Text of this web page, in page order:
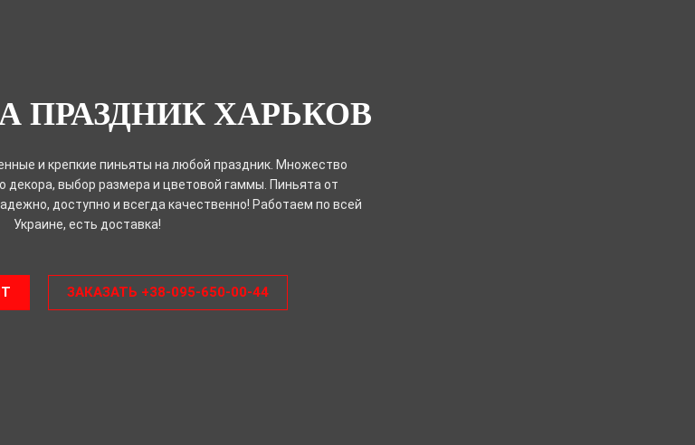
ПРАЗДНИК ХАРЬКОВ
и крепкие пиньяты на любой праздник. Множество
декора, выбор размера и цветовой гаммы. Пиньята от
доступно и всегда качественно! Работаем по всей
Украине, есть доставка!
ЗАКАЗАТЬ +38-095-650-00-44